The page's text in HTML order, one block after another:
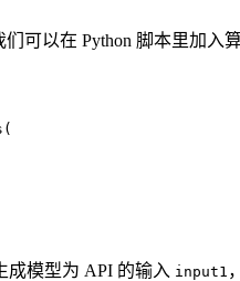
可以在 Python 脚本里加入
成模型为 API 的输入 input1